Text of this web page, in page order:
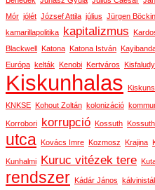
Mór jólét József Attila július Jürgen
kamarillapolitika kapitalizmus
Blackwell Katona Katona István
Európa kelták Kenobi Kertváros Kisfaludy
Kiskunhalas
KNKSE Kohout Zoltán kolonizáció
Korrobori korrupció Kossuth
utca Kovács Imre Kozmosz Krajina
Kunhalmi Kuruc vitézek tere
rendszer Kádár János